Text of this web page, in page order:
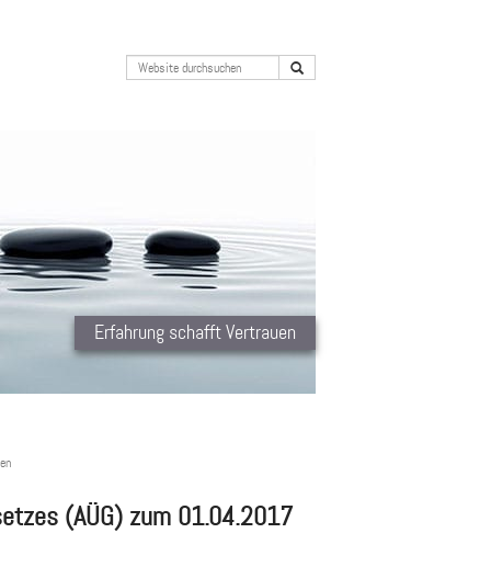
Erfahrung schafft Vertrauen
(AÜG) zum 01.04.2017